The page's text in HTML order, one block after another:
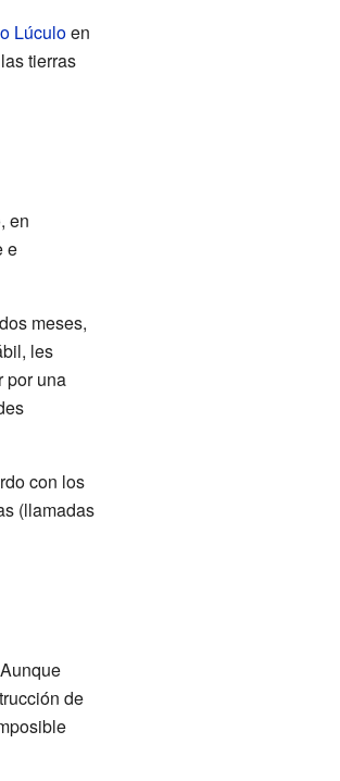
Lúculoen
tierras
en
e
meses,
les
por una
con los
(llamadas
de